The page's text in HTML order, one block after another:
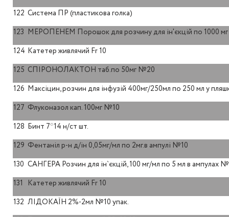
122 Система ПР (пластикова голка)
123 МЕРОПЕНЕМ Порошок для розчину для ін'єкцій по 1000
124 Катетер живлячий Fr 10
125 СПІРОНОЛАКТОН таб.по 50мг №20
126 Максіцин, розчин для інфузій 400мг/250мл по 250 мл у
127 Флуконазол кап. 100мг №10
128 Бинт 7*14 н/ст шт.
129 Фентаніл р-н д/ін 0,05мг/мл по 2мг.в ампулі №10
130 САНГЕРА Розчин для ін`єкцій, 100 мг/мл по 5 мл в ампулах
131
Катетер живлячий Fr 10
132 ЛІДОКАЇН 2%-2мл №10 упак.